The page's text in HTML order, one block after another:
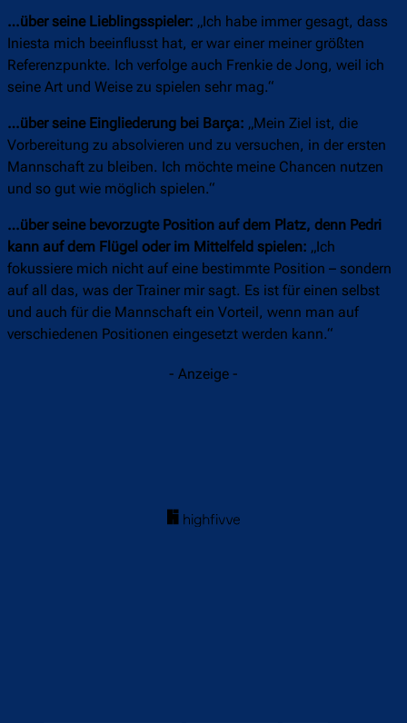
…über seine Lieblingsspieler: „Ich habe immer gesagt, dass
Iniesta mich beeinflusst hat, er war einer meiner größten
Referenzpunkte. Ich verfolge auch Frenkie de Jong, weil ich
seine Art und Weise zu spielen sehr mag.“
…über seine Eingliederung bei Barça: „Mein Ziel ist, die
Vorbereitung zu absolvieren und zu versuchen, in der ersten
Mannschaft zu bleiben. Ich möchte meine Chancen nutzen
und so gut wie möglich spielen.“
…über seine bevorzugte Position auf dem Platz, denn Pedri
kann auf dem Flügel oder im Mittelfeld spielen: „Ich
fokussiere mich nicht auf eine bestimmte Position – sondern
auf all das, was der Trainer mir sagt. Es ist für einen selbst
und auch für die Mannschaft ein Vorteil, wenn man auf
verschiedenen Positionen eingesetzt werden kann.“
- Anzeige -